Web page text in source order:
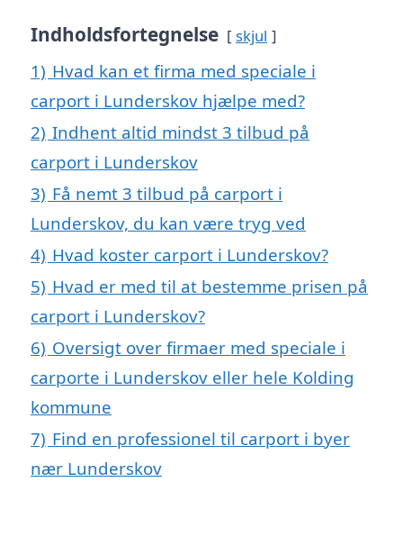
Indholdsfortegnelse skjul
1) Hvad kan et firma med speciale i
carport i Lunderskov hjælpe med?
2) Indhent altid mindst 3 tilbud på
carport i Lunderskov
3) Få nemt 3 tilbud på carport i
Lunderskov, du kan være tryg ved
4) Hvad koster carport i Lunderskov?
5) Hvad er med til at bestemme prisen på
carport i Lunderskov?
6) Oversigt over firmaer med speciale i
carporte i Lunderskov eller hele Kolding
kommune
7) Find en professionel til carport i byer
nær Lunderskov